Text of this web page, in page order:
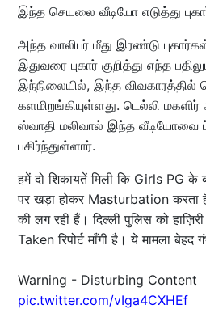
இந்த செயலை வீடியோ எடுத்து
அந்த வாலிபர் மீது இரண்டு
இதுவரை புகார் குறித்து எந்த
இந்நிலையில், இந்த
களமிறங்கியுள்ளது. டெல்லி
ஸ்வாதி மலிவால் இந்த வீடியோவை
பகிர்ந்துள்ளார்.
हमें दो शिकायतें मिली कि Girls PG
पर खड़ा होकर Masturbation करता
की लग रही हैं। दिल्ली पुलिस को
Taken रिपोर्ट माँगी है। ये मामला बेहद
Warning - Disturbing Content
pic.twitter.com/vIga4CXHEf